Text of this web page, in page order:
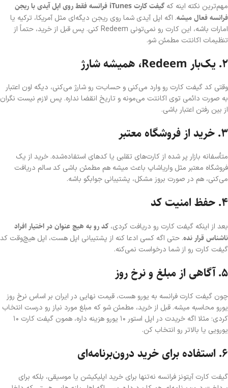
مهم‌ترین نکته اینه که
گیفت کارت iTunes فرانسه فقط روی اپل آیدی با ریجن
فرانسه فعال میشه. اگه اپل آیدی شما روی ریجن دیگه‌ای مثل آمریکا، ترکیه یا
امارات باشه، این کارت رو نمی‌تونی Redeem کنی. پس قبل از خرید، حتماً از
تنظیمات اکانتت مطمئن شو.
۲. یک‌بار Redeem، همیشه شارژ
وقتی کد گیفت کارت رو وارد می‌کنی و حساب‌ت رو شارژ می‌کنی، دیگه اون اعتبار
به صورت دائمی توی اکانتت می‌مونه و تاریخ انقضا نداره. پس لازم نیست نگران
از بین رفتن اعتبار باشی.
۳. خرید از فروشگاه معتبر
متأسفانه بازار پر شده از کارت‌های تقلبی یا کدهای استفاده‌شده. خرید از یک
فروشگاه معتبر مثل واریا‌شاپ باعث میشه هم مطمئن باشی کد سالم دریافت
می‌کنی، هم در صورت بروز مشکل، پشتیبانی جوابگو باشه.
۴. حفظ امنیت کد
بعد از اینکه گیفت کارت رو دریافت کردی، کد رو به هیچ عنوان در اختیار افراد
ناشناس قرار نده. حتی اگه کسی ادعا کنه از پشتیبانی اپل هست، اپل هیچ‌وقت کد
گیفت کارت رو از شما درخواست نمی‌کنه.
۵. آگاهی از مبلغ و نرخ روز
چون گیفت کارت فرانسه به یورو هست، قیمت نهایی در ایران بر اساس نرخ روز
یورو محاسبه میشه. قبل از خرید، مطمئن شو که مبلغ مورد نیاز رو درست انتخاب
کردی؛ مثلا اگه خریدت در اپل استور ۱۰ یورو هزینه داره، همون گیفت کارت ۱۰
یورویی یا بالاتر رو انتخاب کن.
۶. استفاده برای خرید درون‌برنامه‌ای
گیفت کارت آیتونز فرانسه نه‌تنها برای خرید اپلیکیشن یا موسیقی، بلکه برای